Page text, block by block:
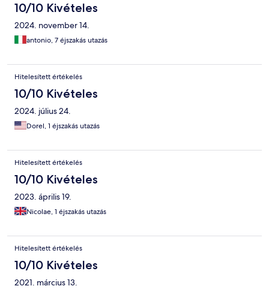
10/10 Kivételes
2024. november 14.
antonio, 7 éjszakás utazás
Hitelesített értékelés
10/10 Kivételes
2024. július 24.
Dorel, 1 éjszakás utazás
Hitelesített értékelés
10/10 Kivételes
2023. április 19.
Nicolae, 1 éjszakás utazás
Hitelesített értékelés
10/10 Kivételes
2021. március 13.